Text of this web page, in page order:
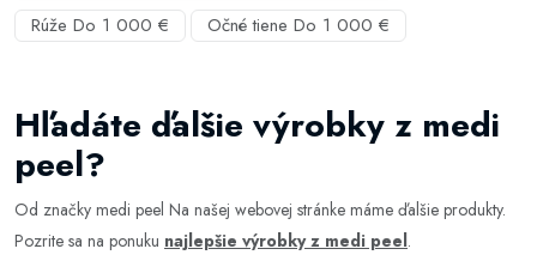
Rúže Do 1 000 €
Očné tiene Do 1 000 €
Hľadáte ďalšie výrobky z medi
peel?
Od značky medi peel Na našej webovej stránke máme ďalšie produkty.
Pozrite sa na ponuku najlepšie výrobky z medi peel.